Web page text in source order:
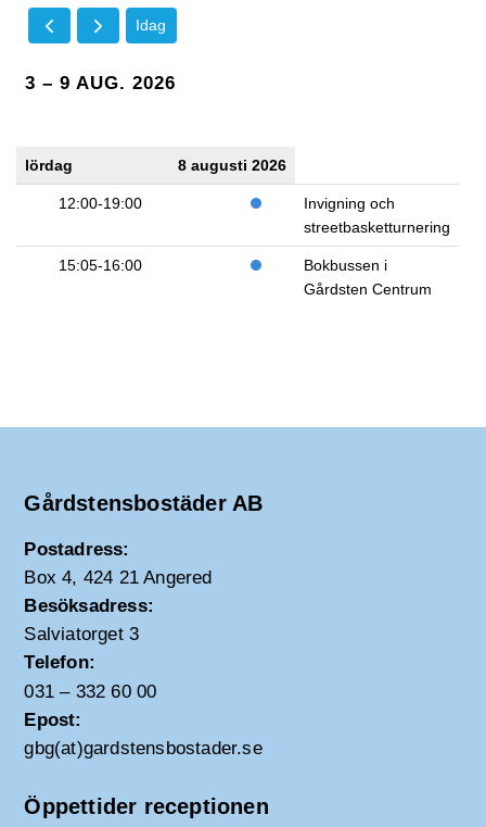
Idag
3 – 9 AUG. 2026
lördag 8 augusti 2026
12:00-19:00
Invigning och
streetbasketturnering
15:05-16:00
Bokbussen i
Gårdsten Centrum
Gårdstensbostäder AB
Postadress:
Box 4, 424 21 Angered
Besöksadress:
Salviatorget 3
Telefon:
031 – 332 60 00
Epost:
gbg(at)gardstensbostader.se
Öppettider receptionen